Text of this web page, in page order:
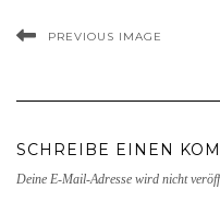
PREVIOUS IMAGE
SCHREIBE EINEN
Deine E-Mail-Adresse wird nicht